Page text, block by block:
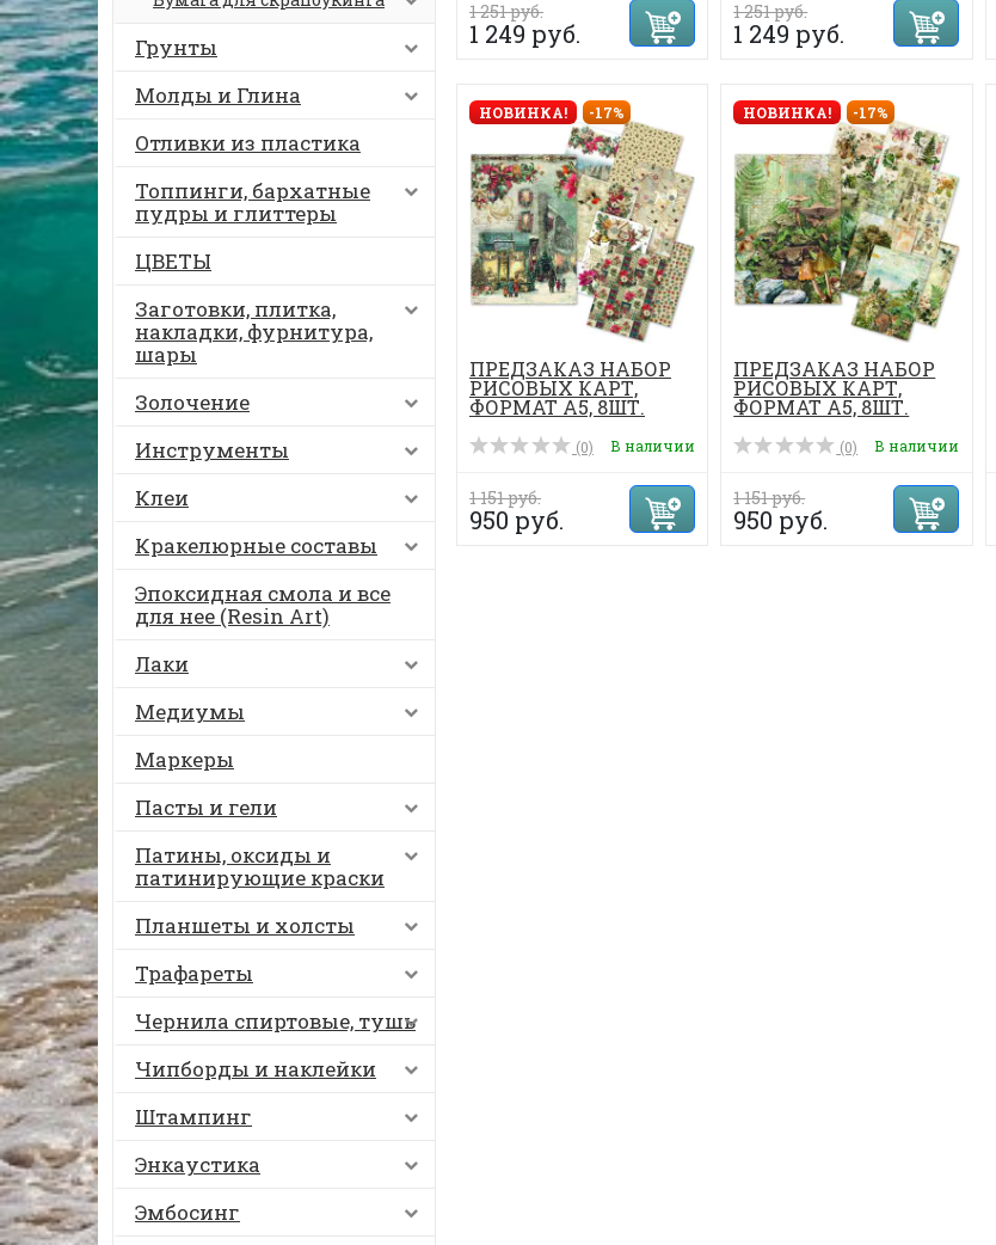
Грунты
Молды и Глина
Отливки из пластика
Топпинги, бархатные
пудры и глиттеры
ЦВЕТЫ
Заготовки, плитка,
накладки, фурнитура,
шары
Золочение
Инструменты
Клеи
Кракелюрные составы
Эпоксидная смола и все
для нее (Resin Art)
Лаки
Медиумы
Маркеры
Пасты и гели
Патины, оксиды и
патинирующие краски
Планшеты и холсты
Трафареты
Чернила спиртовые, тушь
Чипборды и наклейки
Штампинг
Энкаустика
Эмбосинг
1 251 руб.
1 249 руб.
1 251 руб.
1 249 руб.
НОВИНКА! -17%
ПРЕДЗАКАЗ НАБОР
РИСОВЫХ КАРТ,
ФОРМАТ А5, 8ШТ.
(0) В наличии
1 151 руб.
950 руб.
НОВИНКА! -17%
ПРЕДЗАКАЗ НАБОР
РИСОВЫХ КАРТ,
ФОРМАТ А5, 8ШТ.
(0) В наличии
1 151 руб.
950 руб.